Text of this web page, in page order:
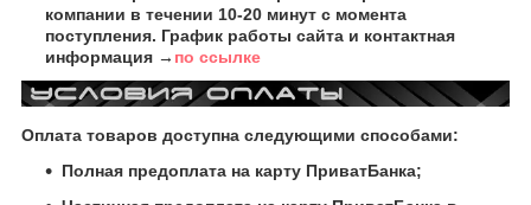
компании в течении 10-20 минут с момента
поступления. График работы сайта и контактная
информация → по ссылке
Оплата товаров доступна следующими способами:
Полная предоплата на карту ПриватБанка;